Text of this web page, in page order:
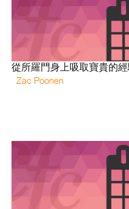
從所羅門身上吸取寶貴的
Zac Poonen